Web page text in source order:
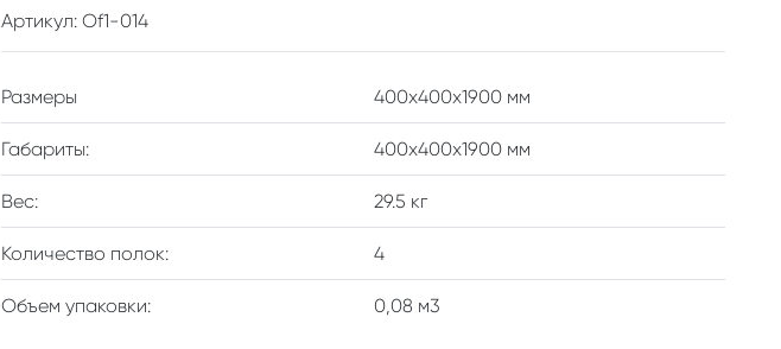
Артикул: Of1-014
Размеры 400x400x1900 мм
Габариты: 400х400х1900 мм
Вес: 29.5 кг
Количество полок: 4
Объем упаковки: 0,08 м3